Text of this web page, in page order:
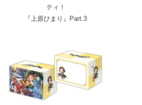
ティ！
『上原ひまり』Part.3